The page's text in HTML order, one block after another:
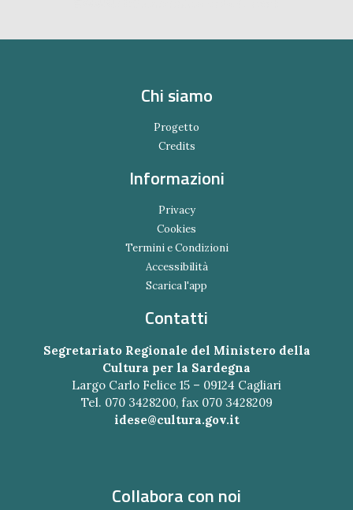
Chi siamo
Progetto
Credits
Informazioni
Privacy
Cookies
Termini e Condizioni
Accessibilità
Scarica l'app
Contatti
Segretariato Regionale del Ministero della
Cultura per la Sardegna
Largo Carlo Felice 15 – 09124 Cagliari
Tel. 070 3428200, fax 070 3428209
idese@cultura.gov.it
Collabora con noi